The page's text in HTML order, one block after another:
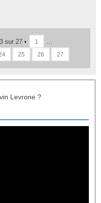
sur 27 • 1 ...
25 26 27
Levrone ?